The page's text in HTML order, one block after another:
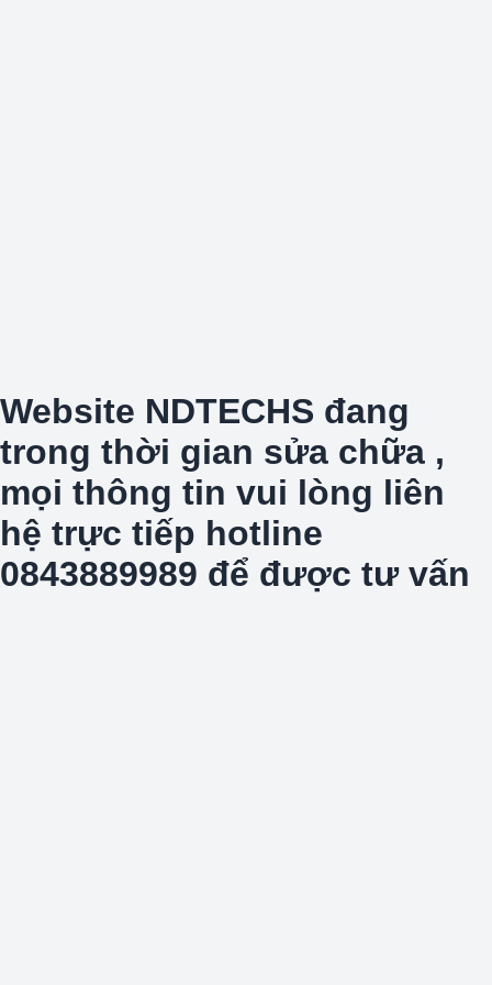
Website NDTECHS đang
trong thời gian sửa chữa ,
mọi thông tin vui lòng liên
hệ trực tiếp hotline
0843889989 để được tư vấn